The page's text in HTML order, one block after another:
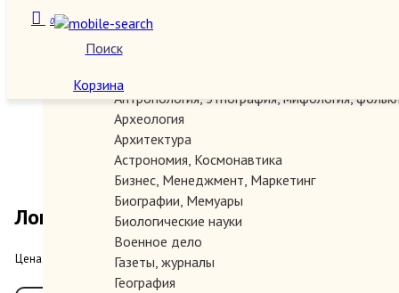
Поиск
0
Корзина
Категории
Автографы, документы, рукописи
Антропология, этнография, мифология,
Археология
Архитектура
Астрономия, Космонавтика
Бизнес, Менеджмент, Маркетинг
Биографии, Мемуары
Биологические науки
Военное дело
Газеты, журналы
География
Лондон. 1700 год.
Цена: 450.00 руб.